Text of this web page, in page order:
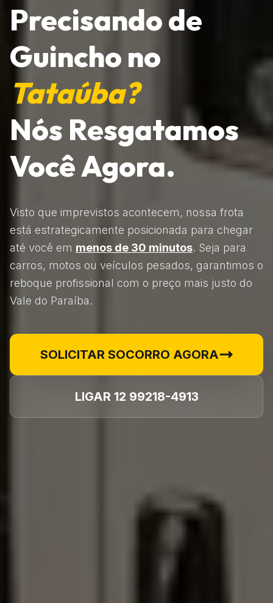
Precisando de
Guincho no
Tataúba?
Nós Resgatamos
Você Agora.
Visto que imprevistos acontecem, nossa frota
está estrategicamente posicionada para chegar
até você em menos de 30 minutos. Seja para
carros, motos ou veículos pesados, garantimos o
reboque profissional com o preço mais justo do
Vale do Paraíba.
SOLICITAR SOCORRO AGORA
LIGAR 12 99218-4913